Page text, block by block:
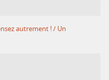
autrement ! / Un